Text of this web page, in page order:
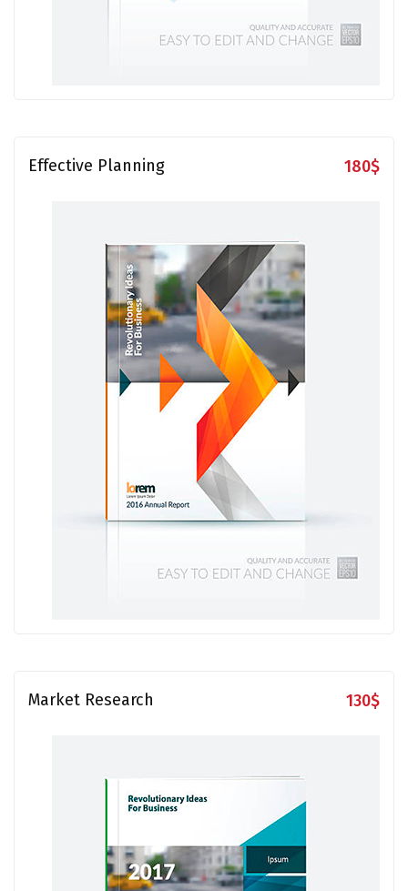
Effective Planning 180$
Market Research 130$